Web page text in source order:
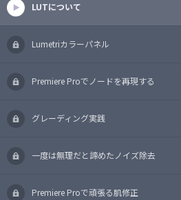
LUTについて
Lumetriカラーパネル
Premiere Proでノードを再現する
グレーディング実践
一度は無理だと諦めたノイズ除去
Premiere Proで頑張る肌修正